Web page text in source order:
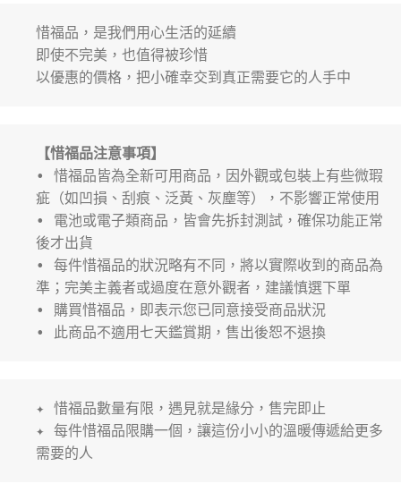
惜福品，是我們用心生活的延續
即使不完美，也值得被珍惜
以優惠的價格，把小確幸交到真正需要它的人手中
【惜福品注意事項】
• 惜福品皆為全新可用商品，因外觀或包裝上有些微瑕
疵（如凹損、刮痕、泛黃、灰塵等），不影響正常使用
• 電池或電子類商品，皆會先拆封測試，確保功能正常
後才出貨
• 每件惜福品的狀況略有不同，將以實際收到的商品為
準；完美主義者或過度在意外觀者，建議慎選下單
• 購買惜福品，即表示您已同意接受商品狀況
• 此商品不適用七天鑑賞期，售出後恕不退換
✦ 惜福品數量有限，遇見就是緣分，售完即止
✦ 每件惜福品限購一個，讓這份小小的溫暖傳遞給更多
需要的人